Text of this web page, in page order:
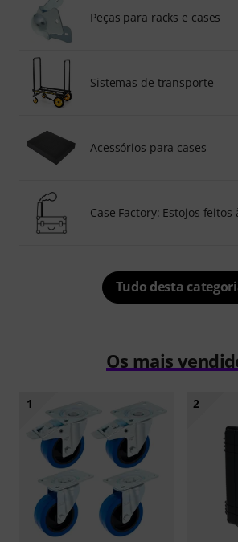
Peças para racks e cases
Sistemas de transporte
Acessórios para cases
Case Factory: Estojos feitos
Tudo desta
Os mais
1 2